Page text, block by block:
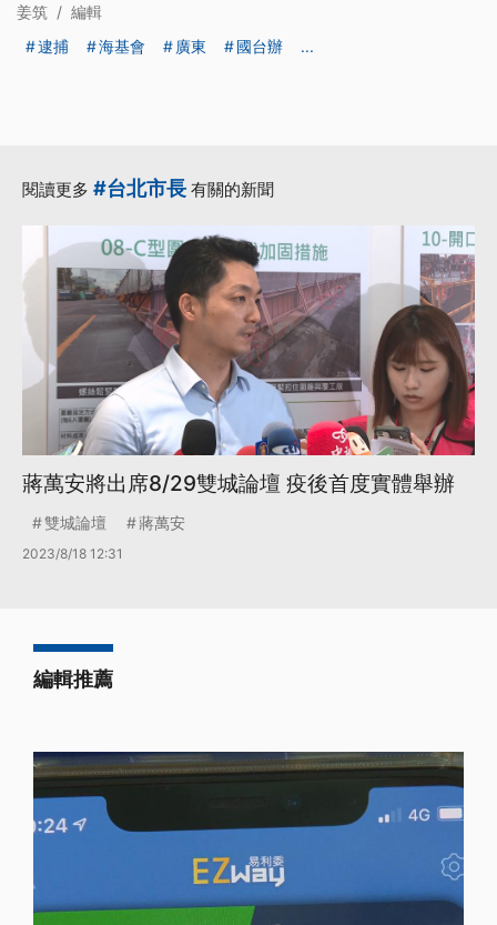
姜筑 / 編輯
逮捕
海基會 廣東 國台辦 ...
閱讀更多 #台北市長 有關的新聞
蔣萬安將出席8/29雙城論壇 疫後首度實體舉辦
雙城論壇 蔣萬安
2023/8/18 12:31
編輯推薦